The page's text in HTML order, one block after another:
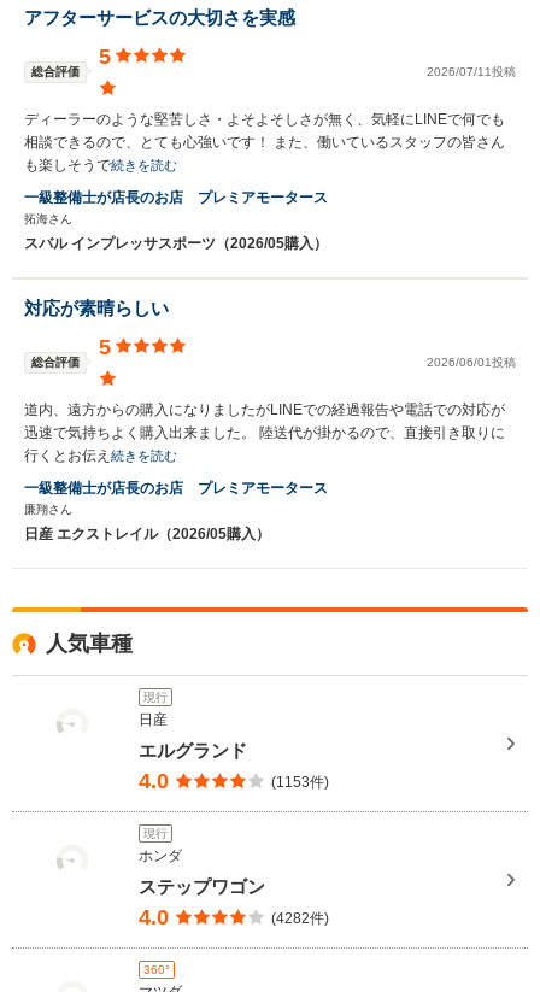
アフターサービスの大切さを実感
総合評価
5
2026/07/11投稿
ディーラーのような堅苦しさ・よそよそしさが無く、気軽にLINEで何でも
相談できるので、とても心強いです！ また、働いているスタッフの皆さん
も楽しそうで続きを読む
一級整備士が店長のお店 プレミアモータース
拓海さん
スバル インプレッサスポーツ（2026/05購入）
対応が素晴らしい
総合評価
5
2026/06/01投稿
道内、遠方からの購入になりましたがLINEでの経過報告や電話での対応が
迅速で気持ちよく購入出来ました。 陸送代が掛かるので、直接引き取りに
行くとお伝え 続きを読む
一級整備士が店長のお店 プレミアモータース
廉翔さん
日産 エクストレイル（2026/05購入）
人気車種
現行
日産
エルグランド
4.0 (1153件)
現行
ホンダ
ステップワゴン
4.0 (4282件)
360°